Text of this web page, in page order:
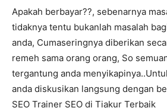
Apakah berbayar??, sebenarnya
tidaknya tentu bukanlah masalah
anda, Cumaseringnya diberikan
remeh sama orang orang, So
tergantung anda
anda diskusikan langsung dengan
SEO Trainer SEO di Tiakur Terbaik